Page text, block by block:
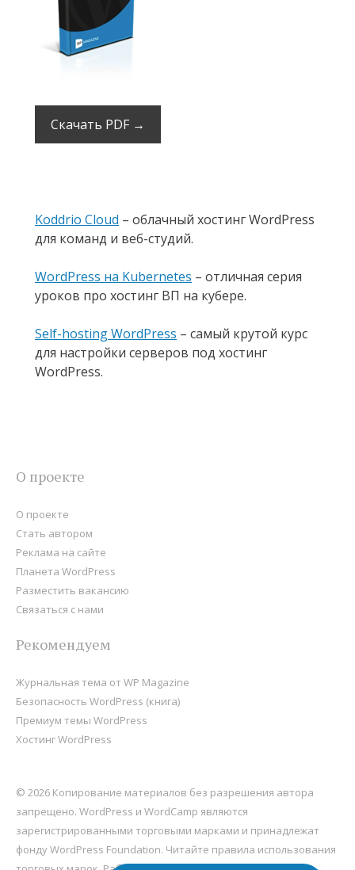
Скачать PDF →
Koddrio Cloud – облачный хостинг WordPress
для команд и веб-студий.
WordPress на Kubernetes – отличная серия
уроков про хостинг ВП на кубере.
Self-hosting WordPress – самый крутой курс
для настройки серверов под хостинг
WordPress.
О проекте
О проекте
Стать автором
Реклама на сайте
Планета WordPress
Разместить вакансию
Связаться с нами
Рекомендуем
Журнальная тема от WP Magazine
Безопасность WordPress (книга)
Премиум темы WordPress
Хостинг WordPress
© 2026 Копирование материалов без разрешения автора
запрещено. WordPress и WordCamp являются
зарегистрированными торговыми марками и принадлежат
фондуWordPress Foundation. Читайте правила использования